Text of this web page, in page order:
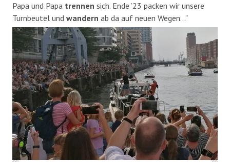
Papa und Papa trennen sich. Ende ’23 packen wir unsere
Turnbeutel und wandern ab da auf neuen Wegen…“